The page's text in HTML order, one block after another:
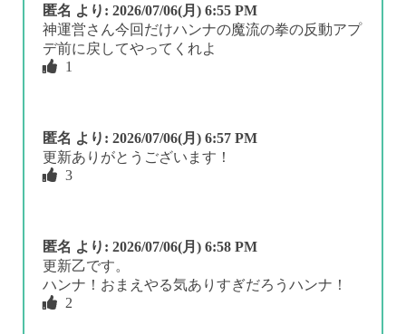
匿名 より: 2026/07/06(月) 6:55 PM
神運営さん今回だけハンナの魔流の拳の反動アプ
デ前に戻してやってくれよ
1
匿名 より: 2026/07/06(月) 6:57 PM
更新ありがとうございます！
3
匿名 より: 2026/07/06(月) 6:58 PM
更新乙です。
ハンナ！おまえやる気ありすぎだろうハンナ！
2